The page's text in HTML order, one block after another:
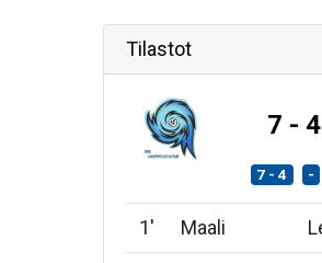
Tilastot
7 - 4
7 - 4 -
1' Maali